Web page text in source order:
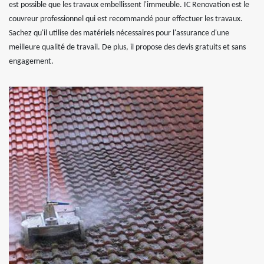
est possible que les travaux embellissent l'immeuble. IC Renovation est le
couvreur professionnel qui est recommandé pour effectuer les travaux.
Sachez qu'il utilise des matériels nécessaires pour l'assurance d'une
meilleure qualité de travail. De plus, il propose des devis gratuits et sans
engagement.